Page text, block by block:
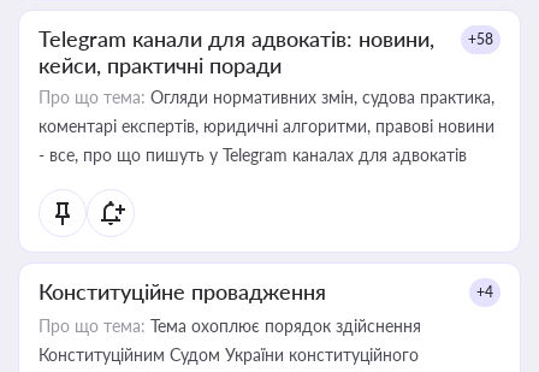
Telegram канали для адвокатів: новини,
кейси, практичні поради
+58
Про що тема: Огляди нормативних змін, судова практика,
коментарі експертів, юридичні алгоритми, правові новини
- все, про що пишуть у Telegram каналах для адвокатів
Конституційне провадження +4
Про що тема: Тема охоплює порядок здійснення
Конституційним Судом України конституційного